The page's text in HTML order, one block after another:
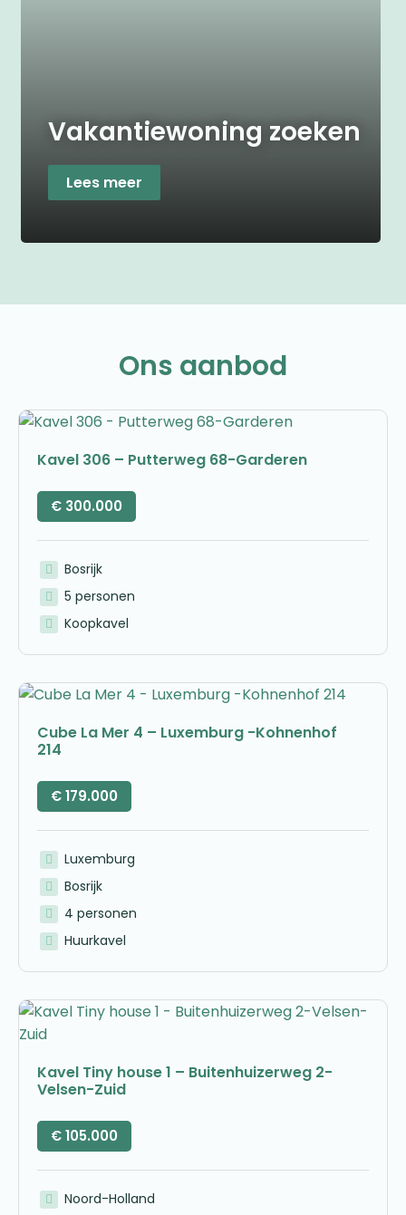
Vakantiewoning zoeken
Lees meer
Ons aanbod
Kavel 306 – Putterweg 68-Garderen
€ 300.000
Bosrijk
5 personen
Koopkavel
Cube La Mer 4 – Luxemburg -Kohnenhof
214
€179.000
Luxemburg
Bosrijk
4 personen
Huurkavel
Kavel Tiny house 1 – Buitenhuizerweg 2-
Velsen-Zuid
€105.000
Noord-Holland